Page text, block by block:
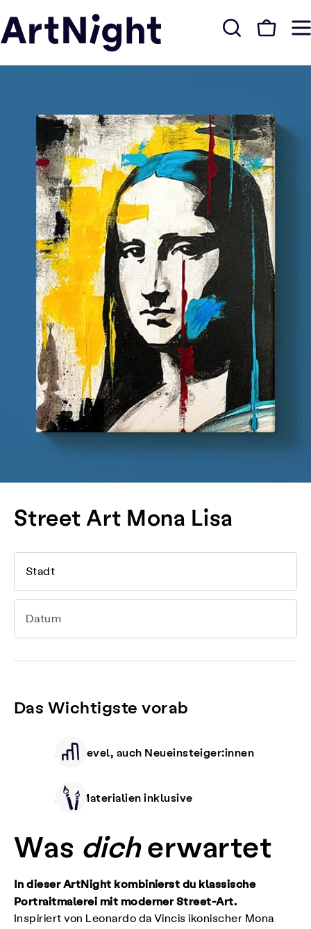
Street Art Mona Lisa
Stadt
Datum
Das Wichtigste vorab
Alle Level, auch Neueinsteiger:innen
Alle Materialien inklusive
Was dicherwartet
In dieser ArtNight kombinierst du klassische
Portraitmalerei mit moderner Street-Art.
Inspiriert von Leonardo da Vincis ikonischer Mona